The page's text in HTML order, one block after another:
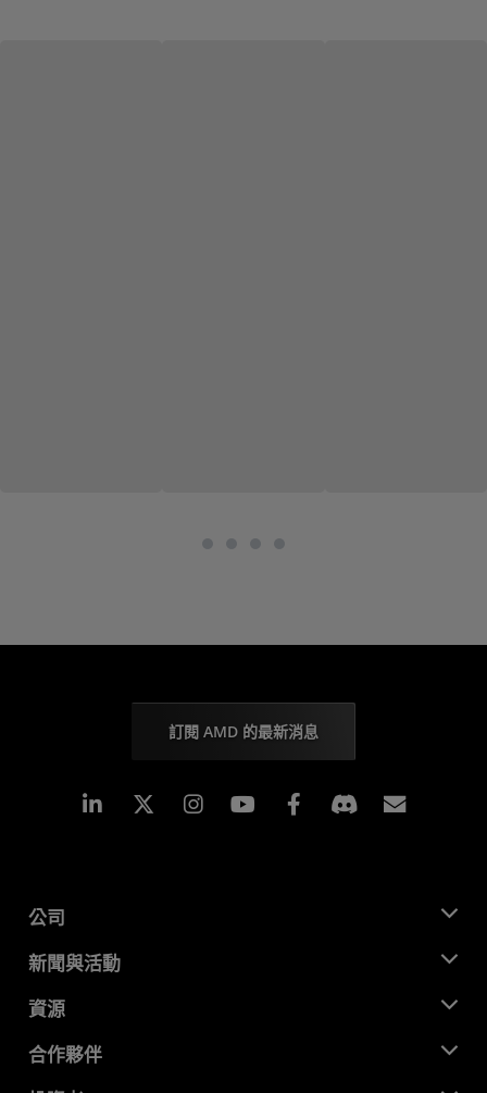
訂閱 AMD 的最新消息
Linkedin Instagram Facebook
公司
關於 AMD
企業責任
招聘
聯絡我們
新聞與活動
新聞室
媒體庫
資源
開發者中心
合作夥伴